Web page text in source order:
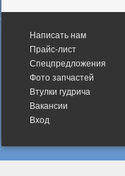
Написать нам
Прайс-лист
Спецпредложения
Фото запчастей
Втулки гудрича
Вакансии
Вход